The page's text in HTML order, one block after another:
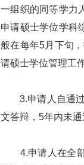
一组织的同等学力
申请硕士学位学科
般在每年5月下旬
请硕士学位管理工
3.申请人自通过
文答辩，5年内未通
4.申请人在全部